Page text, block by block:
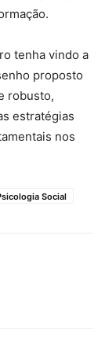
tenha vindo a
proposto
robusto,
estratégias
nos
Social